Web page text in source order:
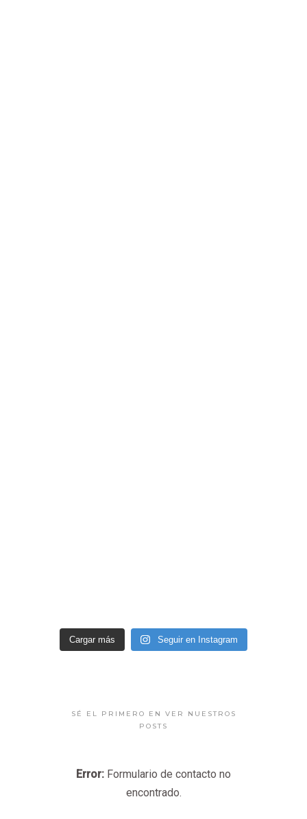
Cargar más Seguir en Instagram
SÉ EL PRIMERO EN VER NUESTROS
POSTS
Error: Formulario de contacto no
encontrado.